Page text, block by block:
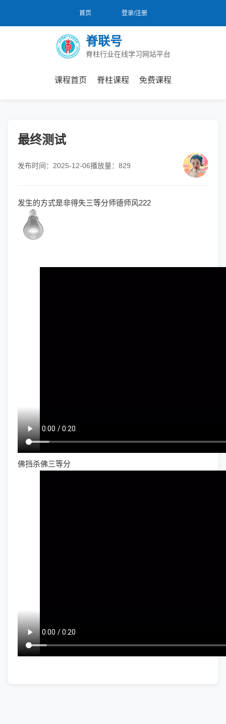
首页 登录/注册
脊联号
脊柱行业在线学习网站平台
课程首页 脊柱课程 免费课程
最终测试
发布时间：2025-12-06播放量：829
发生的方式是非得失三等分师德师风222
佛挡杀佛三等分